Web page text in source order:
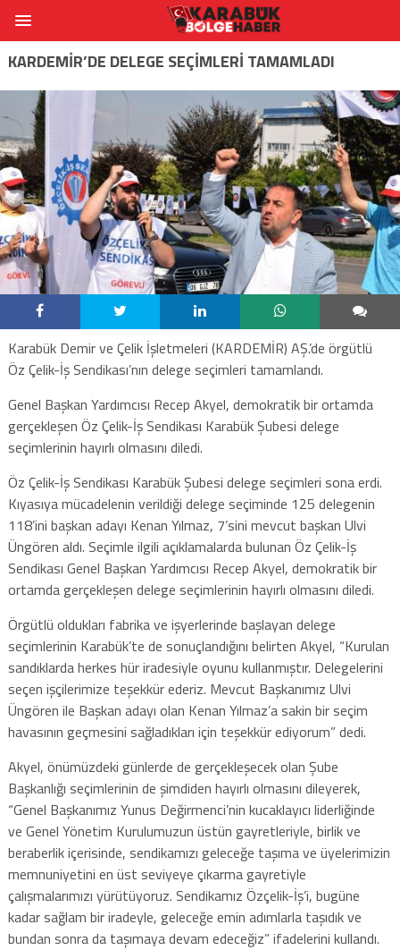
KARDEMİR’DE DELEGE SEÇİMLERİ TAMAMLADI
Karabük Demir ve Çelik İşletmeleri (KARDEMİR) AŞ.’de örgütlü
Öz Çelik-İş Sendikası’nın delege seçimleri tamamlandı.
Genel Başkan Yardımcısı Recep Akyel, demokratik bir ortamda
gerçekleşen Öz Çelik-İş Sendikası Karabük Şubesi delege
seçimlerinin hayırlı olmasını diledi.
Öz Çelik-İş Sendikası Karabük Şubesi delege seçimleri sona erdi.
Kıyasıya mücadelenin verildiği delege seçiminde 125 delegenin
118’ini başkan adayı Kenan Yılmaz, 7’sini mevcut başkan Ulvi
Üngören aldı. Seçimle ilgili açıklamalarda bulunan Öz Çelik-İş
Sendikası Genel Başkan Yardımcısı Recep Akyel, demokratik bir
ortamda gerçekleşen delege seçimlerinin hayırlı olmasını diledi.
Örgütlü oldukları fabrika ve işyerlerinde başlayan delege
seçimlerinin Karabük’te de sonuçlandığını belirten Akyel, “Kurulan
sandıklarda herkes hür iradesiyle oyunu kullanmıştır. Delegelerini
seçen işçilerimize teşekkür ederiz. Mevcut Başkanımız Ulvi
Üngören ile Başkan adayı olan Kenan Yılmaz’a sakin bir seçim
havasının geçmesini sağladıkları için teşekkür ediyorum” dedi.
Akyel, önümüzdeki günlerde de gerçekleşecek olan Şube
Başkanlığı seçimlerinin de şimdiden hayırlı olmasını dileyerek,
“Genel Başkanımız Yunus Değirmenci’nin kucaklayıcı liderliğinde
ve Genel Yönetim Kurulumuzun üstün gayretleriyle, birlik ve
beraberlik içerisinde, sendikamızı geleceğe taşıma ve üyelerimizin
memnuniyetini en üst seviyeye çıkarma gayretiyle
çalışmalarımızı yürütüyoruz. Sendikamız Özçelik-İş’i, bugüne
kadar sağlam bir iradeyle, geleceğe emin adımlarla taşıdık ve
bundan sonra da taşımaya devam edeceğiz” ifadelerini kullandı.